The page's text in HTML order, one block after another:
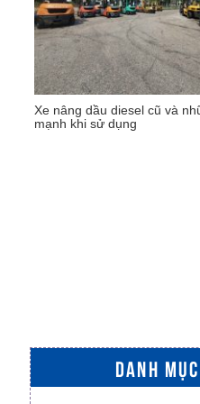
Xe nâng dầu diesel cũ và
mạnh khi sử dụng
DANH